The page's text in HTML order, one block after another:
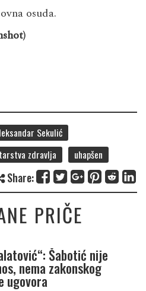
osuda.
Sekulić
zdravlja
uhapšen
Share:
PRIČE
Šabotić nije
nema zakonskog
ugovora